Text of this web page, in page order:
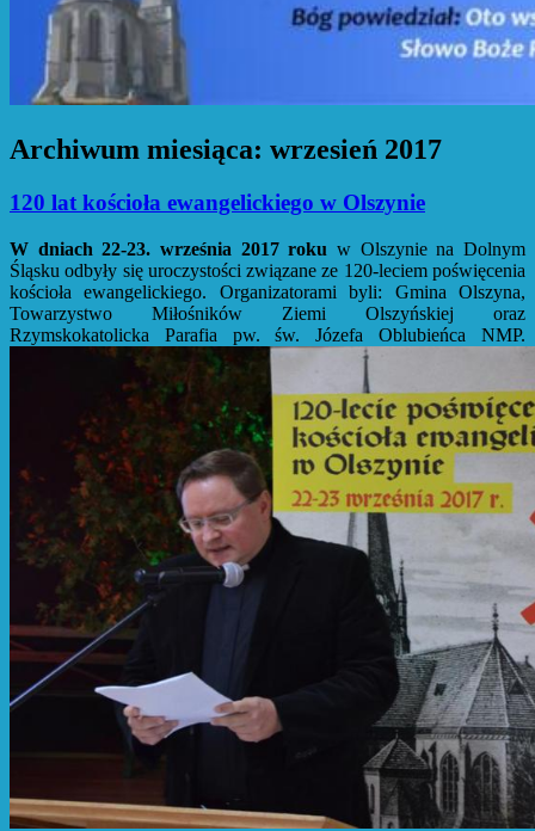
Archiwum miesiąca: wrzesień 2017
120 lat kościoła ewangelickiego w Olszynie
W dniach 22-23. września 2017 roku w Olszynie na Dolnym
Śląsku odbyły się uroczystości związane ze 120-leciem poświęcenia
kościoła ewangelickiego. Organizatorami byli: Gmina Olszyna,
Towarzystwo Miłośników Ziemi Olszyńskiej oraz
Rzymskokatolicka Parafia pw. św. Józefa Oblubieńca NMP.